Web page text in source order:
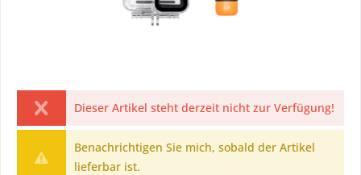
Dieser Artikel steht derzeit nicht zur Verfügung!
Benachrichtigen Sie mich, sobald der Artikel
lieferbar ist.